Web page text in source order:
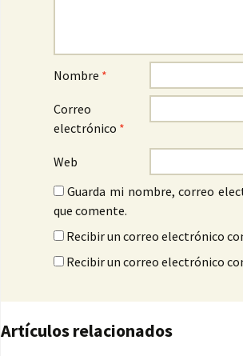
Nombre *
Correo
electrónico *
Web
Guarda mi nombre, correo
que comente.
Recibir un correo electrónico
Recibir un correo electrónico
Artículos relacionados